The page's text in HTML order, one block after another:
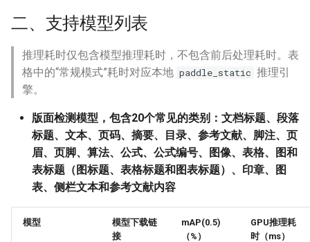
使用教程
PaddleOCR-VL 海光 DCU 使
用教程
用教程
PaddleOCR-VL 天数 GPU 使
用教程
PaddleOCR-VL 华为昇腾 NPU
使用教程
5.2 权重转换
六、FAQ
PP-DocTranslation产线
Paddle2ONNX模型转化与预
云上飞桨部署工具
Benchmark
二、支持模型列表
推理耗时仅包含模型推理耗时，不包含前后处理耗时。表
格中的“常规模式”耗时对应本地 paddle_static 推理引
擎。
版面检测模型，包含20个常见的类别：文档标题、段落
标题、文本、页码、摘要、目录、参考文献、脚注、页
眉、页脚、算法、公式、公式编号、图像、表格、图和
表标题（图标题、表格标题和图表标题）、印章、图
表、侧栏文本和参考文献内容
模型
模型下载链
接
mAP(0.5)
（%）
GPU推理耗
时（ms）